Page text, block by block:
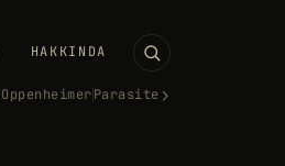
HAKKINDA
OppenheimerParasite ›